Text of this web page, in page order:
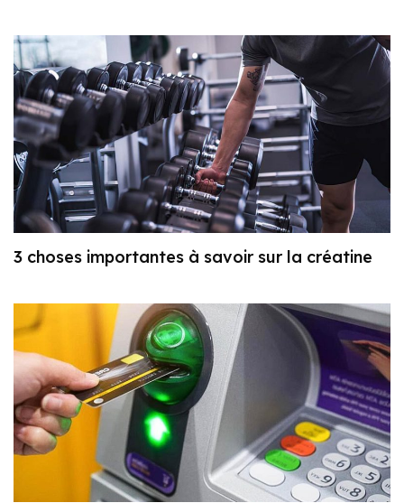
3 choses importantes à savoir sur la créatine